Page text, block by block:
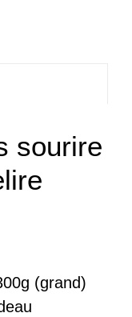
sourire
(grand)